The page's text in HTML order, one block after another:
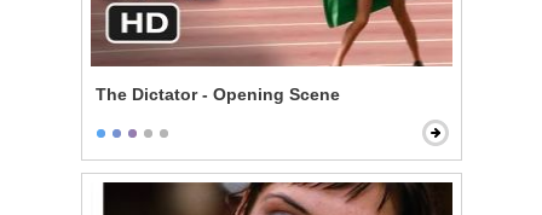
The Dictator - Opening Scene